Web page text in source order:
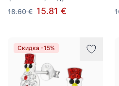
18.60 € 15.81 €
Скидка -15%